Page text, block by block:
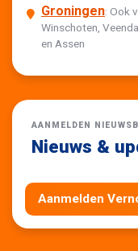
Groningen: Ook
Winschoten,
en Assen
AANMELDEN
Nieuws &
Aanmelden